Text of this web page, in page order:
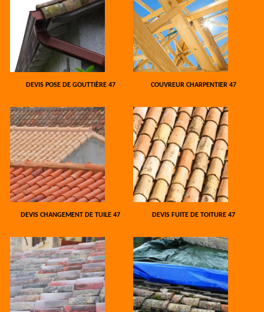
DEVIS POSE DE GOUTTIÈRE 47 COUVREUR CHARPENTIER 47
DEVIS CHANGEMENT DE TUILE 47 DEVIS FUITE DE TOITURE 47